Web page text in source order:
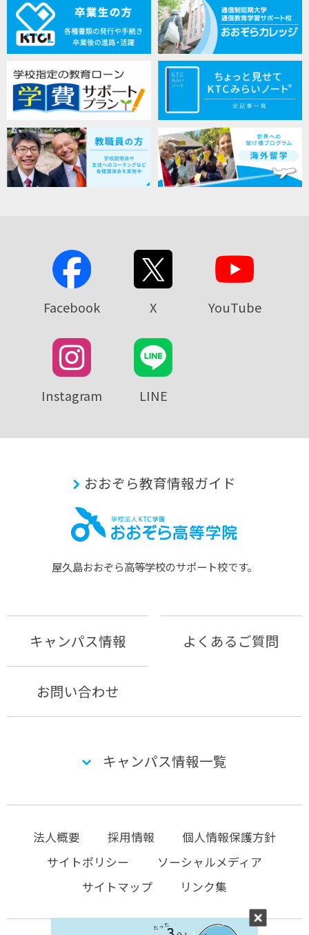
Facebook X YouTube
Instagram LINE
おおぞら教育情報ガイド
屋久島おおぞら⾼等学校のサポート校です。
キャンパス情報 よくあるご質問
お問い合わせ
キャンパス情報一覧
法人概要 採用情報
個人情報保護方針
サイトポリシー
ソーシャルメディア
サイトマップ
リンク集